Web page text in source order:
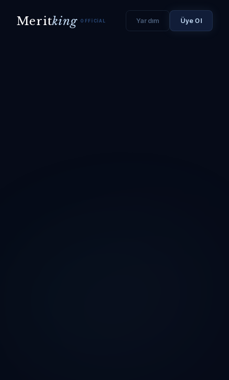
Meritking OFFICIAL Yardım Üye Ol